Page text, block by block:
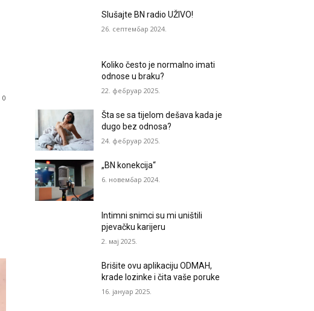
0
Slušajte BN radio UŽIVO!
26. септембар 2024.
Koliko često je normalno imati
odnose u braku?
22. фебруар 2025.
Šta se sa tijelom dešava kada je
dugo bez odnosa?
24. фебруар 2025.
„BN konekcija“
6. новембар 2024.
Intimni snimci su mi uništili
pjevačku karijeru
2. мај 2025.
Brišite ovu aplikaciju ODMAH,
krade lozinke i čita vaše poruke
16. јануар 2025.